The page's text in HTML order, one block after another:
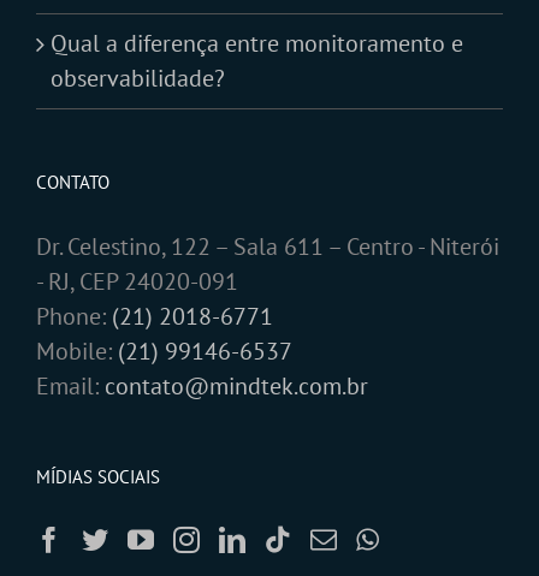
Qual a diferença entre monitoramento e
observabilidade?
CONTATO
Dr. Celestino, 122 – Sala 611 – Centro - Niterói
- RJ, CEP 24020-091
Phone: (21) 2018-6771
Mobile: (21) 99146-6537
Email: contato@mindtek.com.br
MÍDIAS SOCIAIS